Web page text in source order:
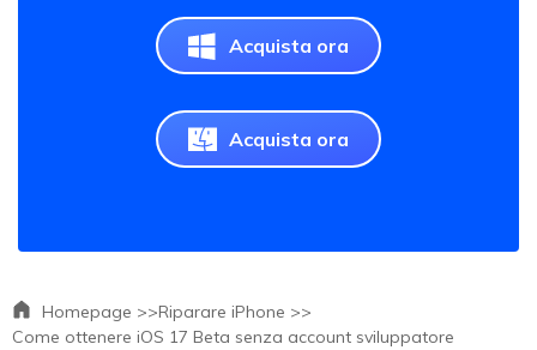
Acquista ora
Acquista ora
Homepage >>Riparare iPhone >>
Come ottenere iOS 17 Beta senza account sviluppatore